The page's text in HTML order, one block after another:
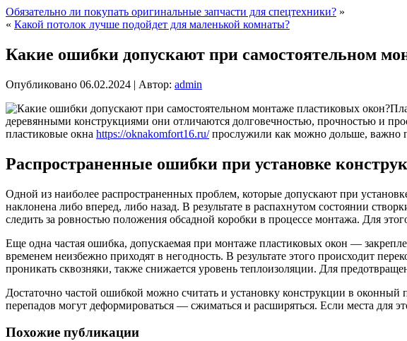
Обязательно ли покупать оригинальные запчасти для спецтехники? »
« Какой потолок лучше подойдет для маленькой комнаты?
Какие ошибки допускают при самостоятельном
Опубликовано 06.02.2024 | Автор: admin
деревянными конструкциями они отличаются долговечностью, прочностью и
пластиковые окна https://oknakomfort16.ru/прослужили как можно дольше, важно
Распространенные ошибки при установке
Одной из наиболее распространенных проблем, которые допускают при
наклонена либо вперед, либо назад. В результате в распахнутом состоянии
следить за ровностью положения обсадной коробки в процессе монтажа. Для
Еще одна частая ошибка, допускаемая при монтаже пластиковых окон —
временем неизбежно приходят в негодность. В результате этого происходит
проникать сквозняки, также снижается уровень теплоизоляции. Для
Достаточно частой ошибкой можно считать и установку конструкции в
перепадов могут деформироваться — сжиматься и расширяться. Если места для
Похожие публикации